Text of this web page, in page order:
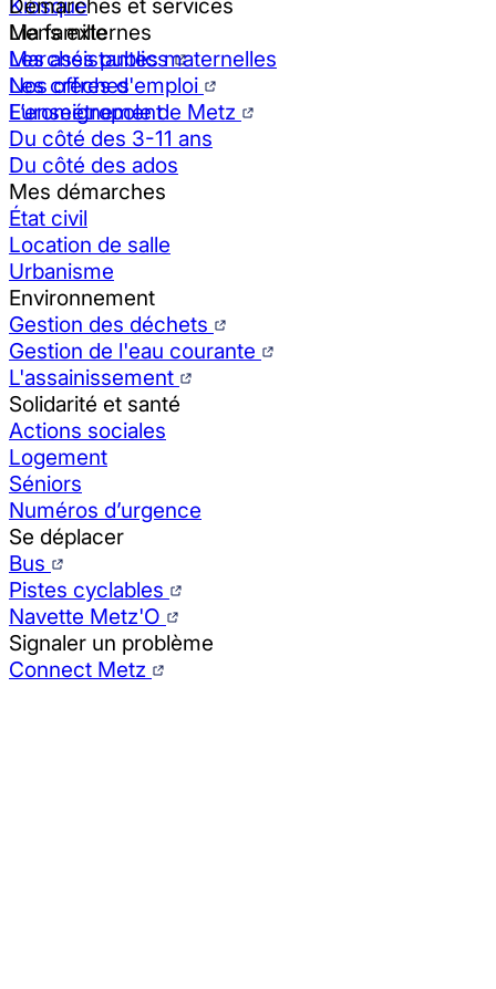
Kiosque
Liens externes
Marchés publics
Nos offres d'emploi
Eurométropole de Metz
Démarches et services
Ma famille
Les assistantes maternelles
Les crèches
L’enseignement
Du côté des 3-11 ans
Du côté des ados
Mes démarches
État civil
Location de salle
Urbanisme
Environnement
Gestion des déchets
Gestion de l'eau courante
L'assainissement
Solidarité et santé
Actions sociales
Logement
Séniors
Numéros d’urgence
Se déplacer
Bus
Pistes cyclables
Navette Metz'O
Signaler un problème
Connect Metz